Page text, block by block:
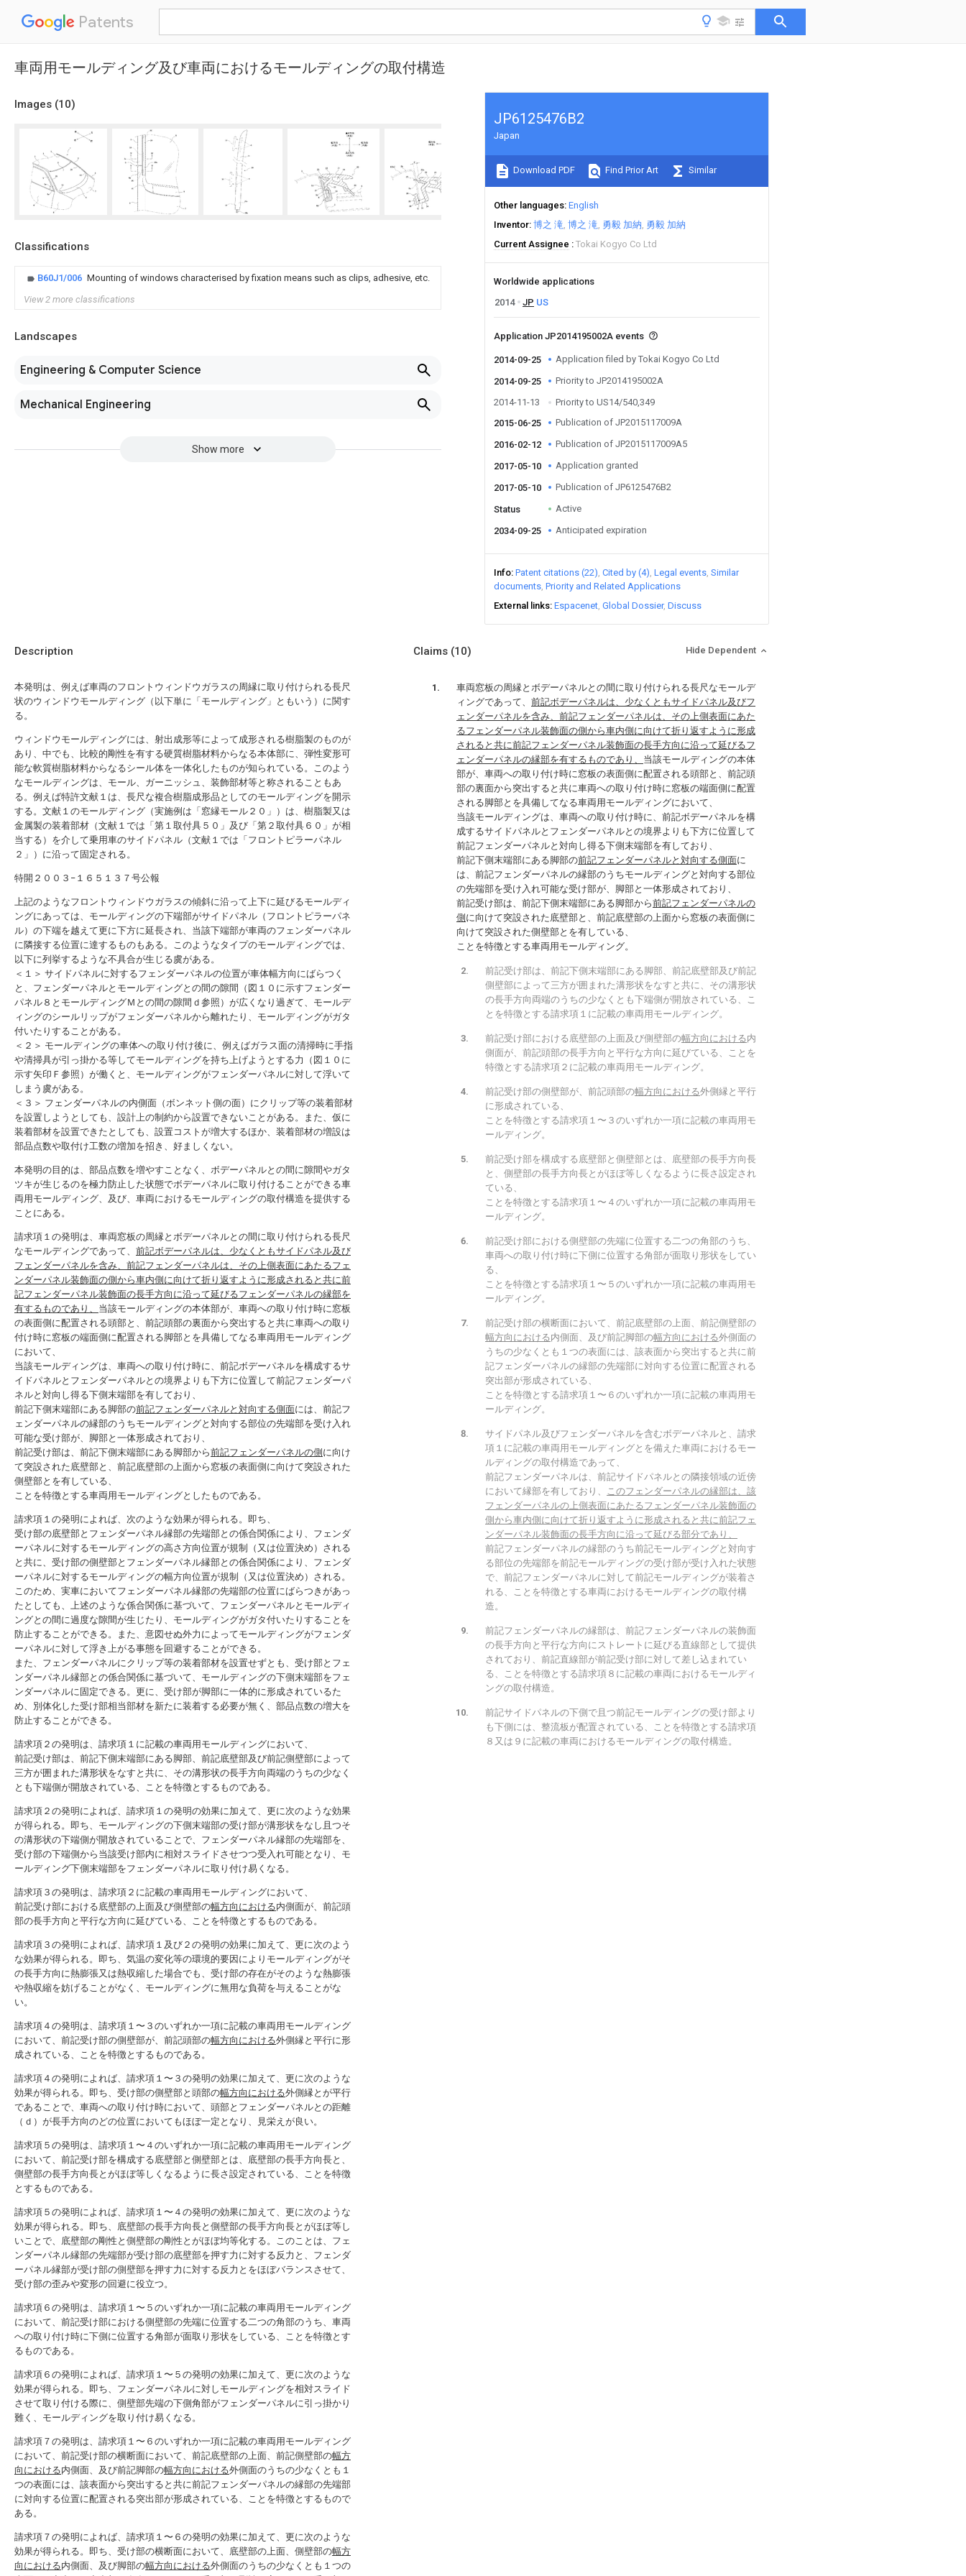
Patents
車両用モールディング及び車両におけるモールディングの取付構造
Images (10)
Classifications
B60J1/006 Mounting of windows characterised by fixation means such as clips, adhesive, etc.
View 2 more classifications
Landscapes
Engineering & Computer Science
Mechanical Engineering
Show more
JP6125476B2
Japan
Download PDF Find Prior Art Similar
Other languages English
Inventor 博之 滝 博之 滝 勇毅 加納 勇毅 加納
Current Assignee
Tokai Kogyo Co Ltd
Worldwide applications
2014
JP US
Application JP2014195002A events
2014-09-25 Application filed by Tokai Kogyo Co Ltd
2014-09-25
Priority to JP2014195002A
2014-11-13
Priority to US14/540,349
2015-06-25
Publication of JP2015117009A
2016-02-12 Publication of JP2015117009A5
2017-05-10 Application granted
2017-05-10 Publication of JP6125476B2
Status Active
2034-09-25 Anticipated expiration
Info Patent citations (22) Cited by (4) Legal events Similar
documents Priority and Related Applications
External links Espacenet Global Dossier Discuss
Description
本発明は、例えば車両のフロントウィンドウガラスの周縁に取り付けられる長尺
状のウィンドウモールディング（以下単に「モールディング」ともいう）に関す
る。
ウィンドウモールディングには、射出成形等によって成形される樹脂製のものが
あり、中でも、比較的剛性を有する硬質樹脂材料からなる本体部に、弾性変形可
能な軟質樹脂材料からなるシール体を一体化したものが知られている。このよう
なモールディングは、モール、ガーニッシュ、装飾部材等と称されることもあ
る。例えば特許文献１は、長尺な複合樹脂成形品としてのモールディングを開示
する。文献１のモールディング（実施例は「窓縁モール２０」）は、樹脂製又は
金属製の装着部材（文献１では「第１取付具５０」及び「第２取付具６０」が相
当する）を介して乗用車のサイドパネル（文献１では「フロントピラーパネル
２」）に沿って固定される。
特開２００３−１６５１３７号公報
上記のようなフロントウィンドウガラスの傾斜に沿って上下に延びるモールディ
ングにあっては、モールディングの下端部がサイドパネル（フロントピラーパネ
ル）の下端を越えて更に下方に延長され、当該下端部が車両のフェンダーパネル
に隣接する位置に達するものもある。このようなタイプのモールディングでは、
以下に列挙するような不具合が生じる虞がある。
＜１＞ サイドパネルに対するフェンダーパネルの位置が車体幅方向にばらつく
と、フェンダーパネルとモールディングとの間の隙間（図１０に示すフェンダー
パネル８とモールディングＭとの間の隙間ｄ参照）が広くなり過ぎて、モールデ
ィングのシールリップがフェンダーパネルから離れたり、モールディングがガタ
付いたりすることがある。
＜２＞ モールディングの車体への取り付け後に、例えばガラス面の清掃時に手指
や清掃具が引っ掛かる等してモールディングを持ち上げようとする力（図１０に
示す矢印Ｆ参照）が働くと、モールディングがフェンダーパネルに対して浮いて
しまう虞がある。
＜３＞ フェンダーパネルの内側面（ボンネット側の面）にクリップ等の装着部材
を設置しようとしても、設計上の制約から設置できないことがある。また、仮に
装着部材を設置できたとしても、設置コストが増大するほか、装着部材の増設は
部品点数や取付け工数の増加を招き、好ましくない。
本発明の目的は、部品点数を増やすことなく、ボデーパネルとの間に隙間やガタ
ツキが生じるのを極力防止した状態でボデーパネルに取り付けることができる車
両用モールディング、及び、車両におけるモールディングの取付構造を提供する
ことにある。
請求項１の発明は、車両窓板の周縁とボデーパネルとの間に取り付けられる長尺
なモールディングであって、 前記ボデーパネルは、少なくともサイドパネル及び
フェンダーパネルを含み、前記フェンダーパネルは、その上側表面にあたるフェ
ンダーパネル装飾面の側から車内側に向けて折り返すように形成されると共に前
記フェンダーパネル装飾面の長手方向に沿って延びるフェンダーパネルの縁部を
有するものであり、 当該モールディングの本体部が、車両への取り付け時に窓板
の表面側に配置される頭部と、前記頭部の裏面から突出すると共に車両への取り
付け時に窓板の端面側に配置される脚部とを具備してなる車両用モールディング
において、
当該モールディングは、車両への取り付け時に、前記ボデーパネルを構成するサ
イドパネルとフェンダーパネルとの境界よりも下方に位置して前記フェンダーパ
ネルと対向し得る下側末端部を有しており、
前記下側末端部にある脚部の前記フェンダーパネルと対向する側面には、前記フ
ェンダーパネルの縁部のうちモールディングと対向する部位の先端部を受け入れ
可能な受け部が、脚部と一体形成されており、
前記受け部は、前記下側末端部にある脚部から前記フェンダーパネルの側 に向け
て突設された底壁部と、前記底壁部の上面から窓板の表面側に向けて突設された
側壁部とを有している、
ことを特徴とする車両用モールディングとしたものである。
請求項１の発明によれば、次のような効果が得られる。即ち、
受け部の底壁部とフェンダーパネル縁部の先端部との係合関係により、フェンダ
ーパネルに対するモールディングの高さ方向位置が規制（又は位置決め）される
と共に、受け部の側壁部とフェンダーパネル縁部との係合関係により、フェンダ
ーパネルに対するモールディングの幅方向位置が規制（又は位置決め）される。
このため、実車においてフェンダーパネル縁部の先端部の位置にばらつきがあっ
たとしても、上述のような係合関係に基づいて、フェンダーパネルとモールディ
ングとの間に過度な隙間が生じたり、モールディングがガタ付いたりすることを
防止することができる。また、意図せぬ外力によってモールディングがフェンダ
ーパネルに対して浮き上がる事態を回避することができる。
また、フェンダーパネルにクリップ等の装着部材を設置せずとも、受け部とフェ
ンダーパネル縁部との係合関係に基づいて、モールディングの下側末端部をフェ
ンダーパネルに固定できる。更に、受け部が脚部に一体的に形成されているた
め、別体化した受け部相当部材を新たに装着する必要が無く、部品点数の増大を
防止することができる。
請求項２の発明は、請求項１に記載の車両用モールディングにおいて、
前記受け部は、前記下側末端部にある脚部、前記底壁部及び前記側壁部によって
三方が囲まれた溝形状をなすと共に、その溝形状の長手方向両端のうちの少なく
とも下端側が開放されている、ことを特徴とするものである。
請求項２の発明によれば、請求項１の発明の効果に加えて、更に次のような効果
が得られる。即ち、モールディングの下側末端部の受け部が溝形状をなし且つそ
の溝形状の下端側が開放されていることで、フェンダーパネル縁部の先端部を、
受け部の下端側から当該受け部内に相対スライドさせつつ受入れ可能となり、モ
ールディング下側末端部をフェンダーパネルに取り付け易くなる。
請求項３の発明は、請求項２に記載の車両用モールディングにおいて、
前記受け部における底壁部の上面及び側壁部の幅方向における内側面が、前記頭
部の長手方向と平行な方向に延びている、ことを特徴とするものである。
請求項３の発明によれば、請求項１及び２の発明の効果に加えて、更に次のよう
な効果が得られる。即ち、気温の変化等の環境的要因によりモールディングがそ
の長手方向に熱膨張又は熱収縮した場合でも、受け部の存在がそのような熱膨張
や熱収縮を妨げることがなく、モールディングに無用な負荷を与えることがな
い。
請求項４の発明は、請求項１〜３のいずれか一項に記載の車両用モールディング
において、前記受け部の側壁部が、前記頭部の幅方向における外側縁と平行に形
成されている、ことを特徴とするものである。
請求項４の発明によれば、請求項１〜３の発明の効果に加えて、更に次のような
効果が得られる。即ち、受け部の側壁部と頭部の幅方向における外側縁とが平行
であることで、車両への取り付け時において、頭部とフェンダーパネルとの距離
（ｄ）が長手方向のどの位置においてもほぼ一定となり、見栄えが良い。
請求項５の発明は、請求項１〜４のいずれか一項に記載の車両用モールディング
において、前記受け部を構成する底壁部と側壁部とは、底壁部の長手方向長と、
側壁部の長手方向長とがほぼ等しくなるように長さ設定されている、ことを特徴
とするものである。
請求項５の発明によれば、請求項１〜４の発明の効果に加えて、更に次のような
効果が得られる。即ち、底壁部の長手方向長と側壁部の長手方向長とがほぼ等し
いことで、底壁部の剛性と側壁部の剛性とがほぼ均等化する。このことは、フェ
ンダーパネル縁部の先端部が受け部の底壁部を押す力に対する反力と、フェンダ
ーパネル縁部が受け部の側壁部を押す力に対する反力とをほぼバランスさせて、
受け部の歪みや変形の回避に役立つ。
請求項６の発明は、請求項１〜５のいずれか一項に記載の車両用モールディング
において、前記受け部における側壁部の先端に位置する二つの角部のうち、車両
への取り付け時に下側に位置する角部が面取り形状をしている、ことを特徴とす
るものである。
請求項６の発明によれば、請求項１〜５の発明の効果に加えて、更に次のような
効果が得られる。即ち、フェンダーパネルに対しモールディングを相対スライド
させて取り付ける際に、側壁部先端の下側角部がフェンダーパネルに引っ掛かり
難く、モールディングを取り付け易くなる。
請求項７の発明は、請求項１〜６のいずれか一項に記載の車両用モールディング
において、前記受け部の横断面において、前記底壁部の上面、前記側壁部の幅方
向における内側面、及び前記脚部の幅方向における外側面のうちの少なくとも１
つの表面には、該表面から突出すると共に前記フェンダーパネルの縁部の先端部
に対向する位置に配置される突出部が形成されている、ことを特徴とするもので
ある。
請求項７の発明によれば、請求項１〜６の発明の効果に加えて、更に次のような
効果が得られる。即ち、受け部の横断面において、底壁部の上面、側壁部の幅方
向における内側面、及び脚部の幅方向における外側面のうちの少なくとも１つの
Claims (10) Hide Dependent
車両窓板の周縁とボデーパネルとの間に取り付けられる長尺なモールデ
ィングであって、 前記ボデーパネルは、少なくともサイドパネル及びフ
ェンダーパネルを含み、前記フェンダーパネルは、その上側表面にあた
るフェンダーパネル装飾面の側から車内側に向けて折り返すように形成
されると共に前記フェンダーパネル装飾面の長手方向に沿って延びるフ
ェンダーパネルの縁部を有するものであり、 当該モールディングの本体
部が、車両への取り付け時に窓板の表面側に配置される頭部と、前記頭
部の裏面から突出すると共に車両への取り付け時に窓板の端面側に配置
される脚部とを具備してなる車両用モールディングにおいて、
当該モールディングは、車両への取り付け時に、前記ボデーパネルを構
成するサイドパネルとフェンダーパネルとの境界よりも下方に位置して
前記フェンダーパネルと対向し得る下側末端部を有しており、
前記下側末端部にある脚部の前記フェンダーパネルと対向する側面に
は、前記フェンダーパネルの縁部のうちモールディングと対向する部位
の先端部を受け入れ可能な受け部が、脚部と一体形成されており、
前記受け部は、前記下側末端部にある脚部から前記フェンダーパネルの
側 に向けて突設された底壁部と、前記底壁部の上面から窓板の表面側に
向けて突設された側壁部とを有している、
ことを特徴とする車両用モールディング。
前記受け部は、前記下側末端部にある脚部、前記底壁部及び前記
側壁部によって三方が囲まれた溝形状をなすと共に、その溝形状
の長手方向両端のうちの少なくとも下端側が開放されている、こ
とを特徴とする請求項１に記載の車両用モールディング。
前記受け部における底壁部の上面及び側壁部の幅方向における内
側面が、前記頭部の長手方向と平行な方向に延びている、ことを
特徴とする請求項２に記載の車両用モールディング。
前記受け部の側壁部が、前記頭部の幅方向における外側縁と平行
に形成されている、
ことを特徴とする請求項１〜３のいずれか一項に記載の車両用モ
ールディング。
前記受け部を構成する底壁部と側壁部とは、底壁部の長手方向長
と、側壁部の長手方向長とがほぼ等しくなるように長さ設定され
ている、
ことを特徴とする請求項１〜４のいずれか一項に記載の車両用モ
ールディング。
前記受け部における側壁部の先端に位置する二つの角部のうち、
車両への取り付け時に下側に位置する角部が面取り形状をしてい
る、
ことを特徴とする請求項１〜５のいずれか一項に記載の車両用モ
ールディング。
前記受け部の横断面において、前記底壁部の上面、前記側壁部の
幅方向における内側面、及び前記脚部の幅方向における外側面の
うちの少なくとも１つの表面には、該表面から突出すると共に前
記フェンダーパネルの縁部の先端部に対向する位置に配置される
突出部が形成されている、
ことを特徴とする請求項１〜６のいずれか一項に記載の車両用モ
ールディング。
サイドパネル及びフェンダーパネルを含むボデーパネルと、請求
項１に記載の車両用モールディングとを備えた車両におけるモー
ルディングの取付構造であって、
前記フェンダーパネルは、前記サイドパネルとの隣接領域の近傍
において縁部を有しており、 このフェンダーパネルの縁部は、該
フェンダーパネルの上側表面にあたるフェンダーパネル装飾面の
側から車内側に向けて折り返すように形成されると共に前記フェ
ンダーパネル装飾面の長手方向に沿って延びる部分であり、
前記フェンダーパネルの縁部のうち前記モールディングと対向す
る部位の先端部を前記モールディングの受け部が受け入れた状態
で、前記フェンダーパネルに対して前記モールディングが装着さ
れる、ことを特徴とする車両におけるモールディングの取付構
造。
前記フェンダーパネルの縁部は、前記フェンダーパネルの装飾面
の長手方向と平行な方向にストレートに延びる直線部として提供
されており、前記直線部が前記受け部に対して差し込まれてい
る、ことを特徴とする請求項８に記載の車両におけるモールディ
ングの取付構造。
前記サイドパネルの下側で且つ前記モールディングの受け部より
も下側には、整流板が配置されている、ことを特徴とする請求項
８又は９に記載の車両におけるモールディングの取付構造。